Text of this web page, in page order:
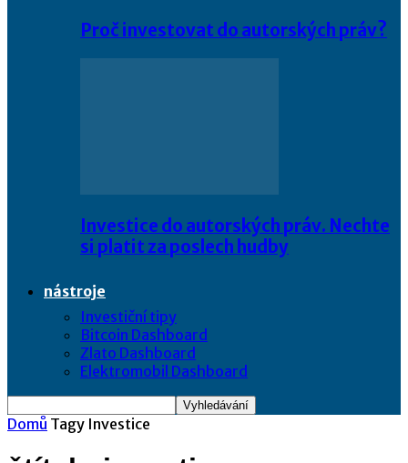
Proč investovat do autorských práv?
Investice do autorských práv. Nechte
si platit za poslech hudby
nástroje
Investiční tipy
Bitcoin Dashboard
Zlato Dashboard
Elektromobil Dashboard
Domů Tagy Investice